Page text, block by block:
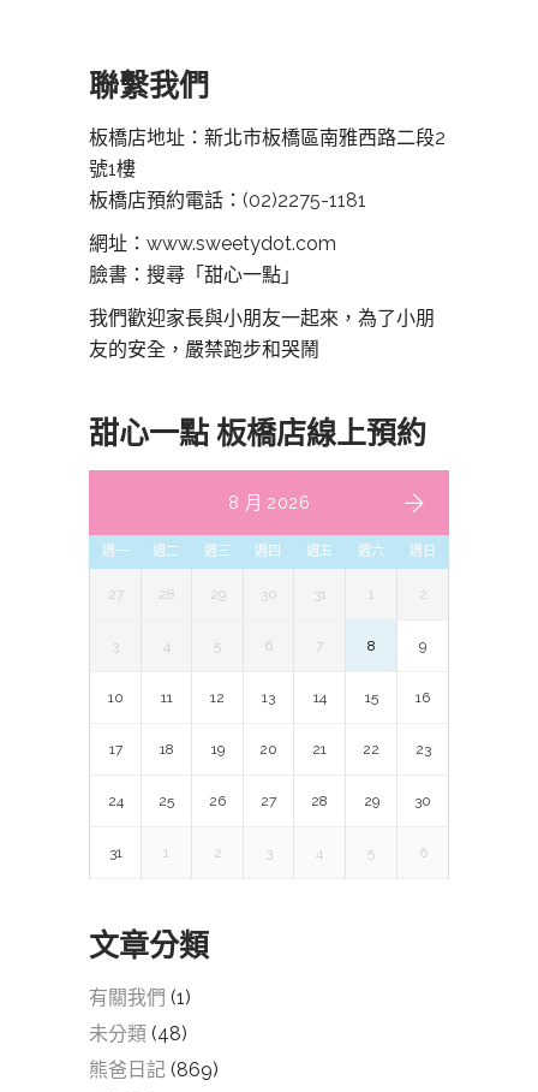
聯繫我們
板橋店地址：新北市板橋區南雅西路二段2
號1樓
板橋店預約電話： (02)2275-1181
網址：www.sweetydot.com
臉書：搜尋「甜心一點」
我們歡迎家長與小朋友一起來，為了小朋
友的安全，嚴禁跑步和哭鬧
甜心一點 板橋店線上預約
8 月 2026
週一 週二 週三 週四 週五 週六 週日
27 28 29 30 31 1 2
3 4 5 6 7 8 9
10 11 12 13 14 15 16
17 18 19 20 21 22 23
24 25 26 27 28 29 30
31 1 2 3 4 5 6
文章分類
有關我們 (1)
未分類 (48)
熊爸日記 (869)